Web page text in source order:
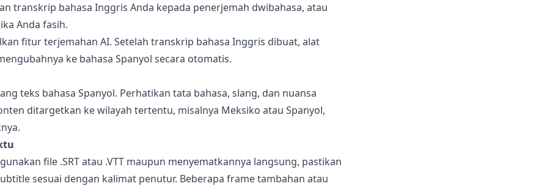
transkrip bahasa Inggris Anda kepada penerjemah dwibahasa, atau
Anda fasih.
fitur terjemahan AI. Setelah transkrip bahasa Inggris dibuat, alat
ke bahasa Spanyol secara otomatis.
teks bahasa Spanyol. Perhatikan tata bahasa, slang, dan nuansa
ditargetkan ke wilayah tertentu, misalnya Meksiko atau Spanyol,
file .SRT atau .VTT maupun menyematkannya langsung, pastikan
sesuai dengan kalimat penutur. Beberapa frame tambahan atau